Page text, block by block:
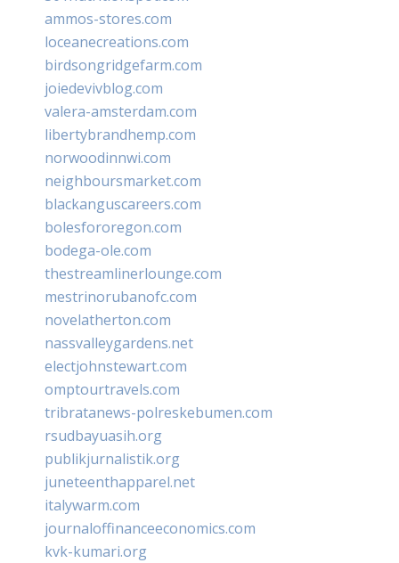
ammos-stores.com
loceanecreations.com
birdsongridgefarm.com
joiedevivblog.com
valera-amsterdam.com
libertybrandhemp.com
norwoodinnwi.com
neighboursmarket.com
blackanguscareers.com
bolesfororegon.com
bodega-ole.com
thestreamlinerlounge.com
mestrinorubanofc.com
novelatherton.com
nassvalleygardens.net
electjohnstewart.com
omptourtravels.com
tribratanews-polreskebumen.com
rsudbayuasih.org
publikjurnalistik.org
juneteenthapparel.net
italywarm.com
journaloffinanceeconomics.com
kvk-kumari.org